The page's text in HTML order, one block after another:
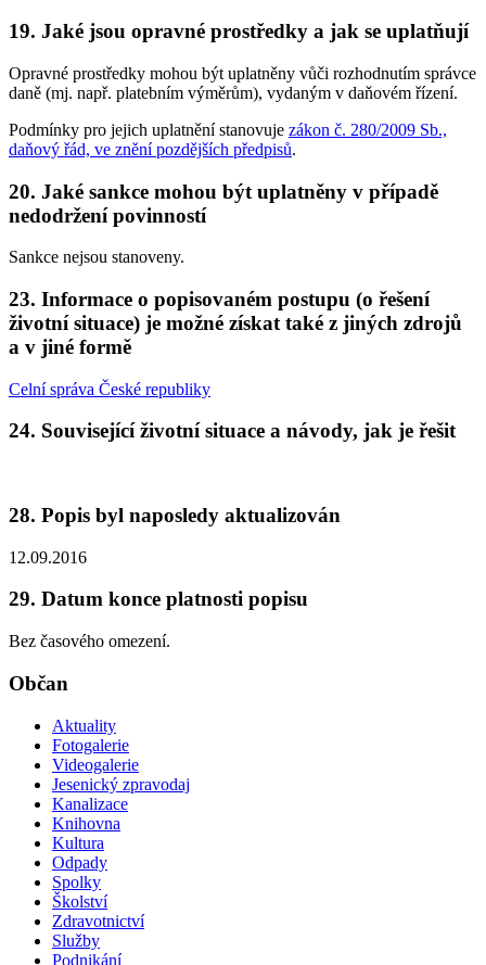
19. Jaké jsou opravné prostředky a jak se uplatňují
Opravné prostředky mohou být uplatněny vůči rozhodnutím správce
daně (mj. např. platebním výměrům), vydaným v daňovém řízení.
Podmínky pro jejich uplatnění stanovuje zákon č. 280/2009 Sb.,
daňový řád, ve znění pozdějších předpisů.
20. Jaké sankce mohou být uplatněny v případě
nedodržení povinností
Sankce nejsou stanoveny.
23. Informace o popisovaném postupu (o řešení
životní situace) je možné získat také z jiných zdrojů
a v jiné formě
Celní správa České republiky
24. Související životní situace a návody, jak je řešit
28. Popis byl naposledy aktualizován
12.09.2016
29. Datum konce platnosti popisu
Bez časového omezení.
Občan
Aktuality
Fotogalerie
Videogalerie
Jesenický zpravodaj
Kanalizace
Knihovna
Kultura
Odpady
Spolky
Školství
Zdravotnictví
Služby
Podnikání